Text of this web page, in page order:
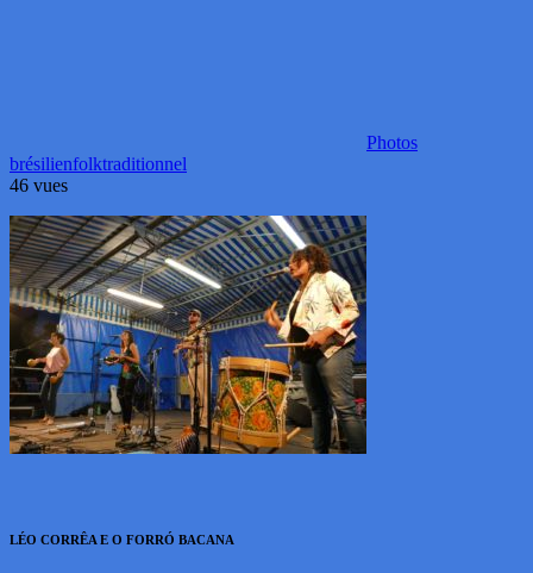
Photos
brésilienfolktraditionnel
46 vues
LÉO CORRÊA E O FORRÓ BACANA